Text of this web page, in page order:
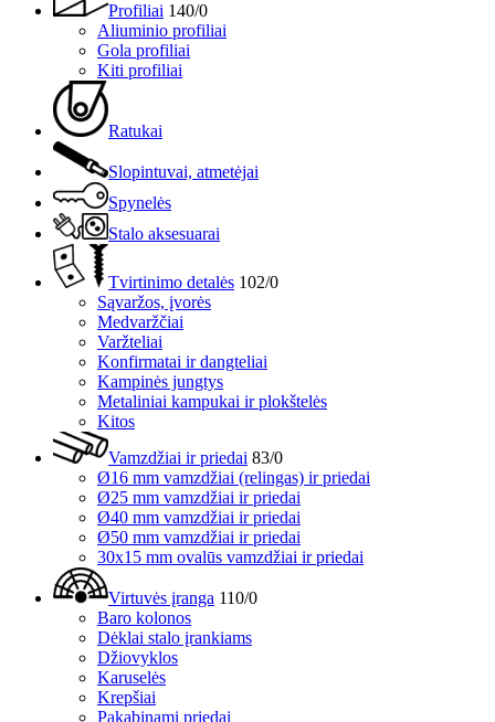
Profiliai 140/0
Aliuminio profiliai
Gola profiliai
Kiti profiliai
Ratukai
Slopintuvai, atmetėjai
Spynelės
Stalo aksesuarai
Tvirtinimo detalės 102/0
Sąvaržos, įvorės
Medvaržčiai
Varžteliai
Konfirmatai ir dangteliai
Kampinės jungtys
Metaliniai kampukai ir plokštelės
Kitos
Vamzdžiai ir priedai 83/0
Ø16 mm vamzdžiai (relingas) ir priedai
Ø25 mm vamzdžiai ir priedai
Ø40 mm vamzdžiai ir priedai
Ø50 mm vamzdžiai ir priedai
30x15 mm ovalūs vamzdžiai ir priedai
Virtuvės įranga 110/0
Baro kolonos
Dėklai stalo įrankiams
Džiovyklos
Karuselės
Krepšiai
Pakabinami priedai